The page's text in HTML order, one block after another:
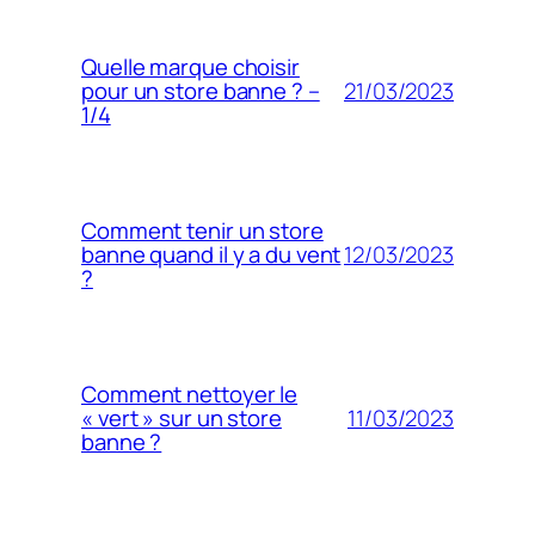
Quelle marque choisir
pour un store banne ? –
1/4
21/03/2023
Comment tenir un store
banne quand il y a du vent
?
12/03/2023
Comment nettoyer le
« vert » sur un store
banne ?
11/03/2023